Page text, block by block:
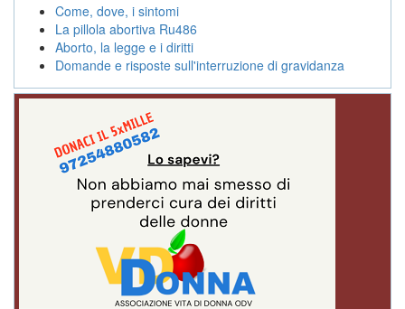
Come, dove, i sintomi
La pillola abortiva Ru486
Aborto, la legge e i diritti
Domande e risposte sull'interruzione di gravidanza